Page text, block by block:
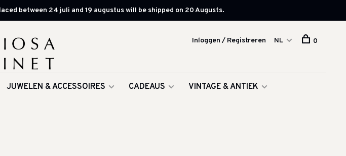
between 24 juli and 19 augustus will be shipped on 20 Augusts.
JUWELEN & ACCESSOIRES CADEAUS
VINTAGE & ANTIEK
Inloggen / Registreren NL 0